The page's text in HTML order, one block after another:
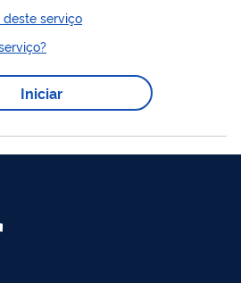
de ofícios, processos
relacionadas à Lei Geral de
entre outros.
deste serviço
Iniciar